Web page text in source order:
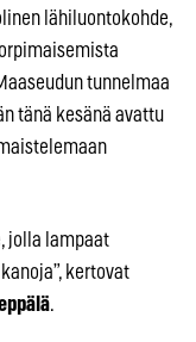
lähiluontokohde,
tunnelmaa
tänä kesänä avattu
jolla lampaat
kertovat
.